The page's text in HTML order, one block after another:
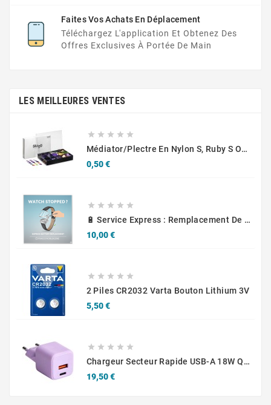
Faites Vos Achats En Déplacement
Téléchargez L'application Et Obtenez Des
Offres Exclusives À Portée De Main
LES MEILLEURES VENTES
    
Médiator/plectre En Nylon S, Ruby S Ou Touch L - STAGG PBOX10
0,50 €Prix
    
🔋 Service Express : Remplacement De Piles D'Horlogerie
10,00 €Prix
    
2 Piles CR2032 Varta Bouton Lithium 3V
5,50 €Prix
    
Chargeur Secteur Rapide USB-A 18W QC / USB-C 30W PD Compact GaN
19,50 €Prix